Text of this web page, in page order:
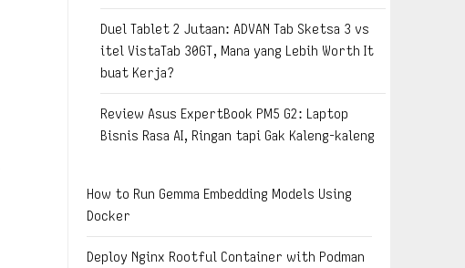
Duel Tablet 2 Jutaan: ADVAN Tab Sketsa 3 vs
itel VistaTab 30GT, Mana yang Lebih Worth It
buat Kerja?
Review Asus ExpertBook PM5 G2: Laptop
Bisnis Rasa AI, Ringan tapi Gak Kaleng-kaleng
How to Run Gemma Embedding Models Using
Docker
Deploy Nginx Rootful Container with Podman